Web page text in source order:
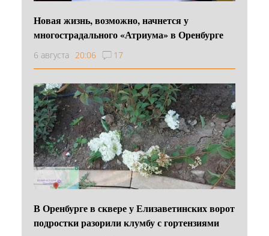
Новая жизнь, возможно, начнется у
многострадального «Атриума» в Оренбурге
6 августа 20:06 17
В Оренбурге в сквере у Елизаветинских ворот
подростки разорили клумбу с гортензиями